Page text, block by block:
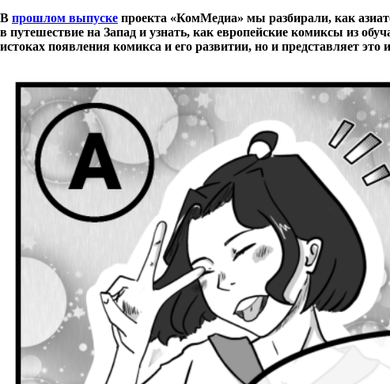
В прошлом выпуске проекта «КомМедиа» мы разбирали, как
в путешествие на Запад и узнать, как европейские комиксы из
истоках появления комикса и его развитии, но и представляет это